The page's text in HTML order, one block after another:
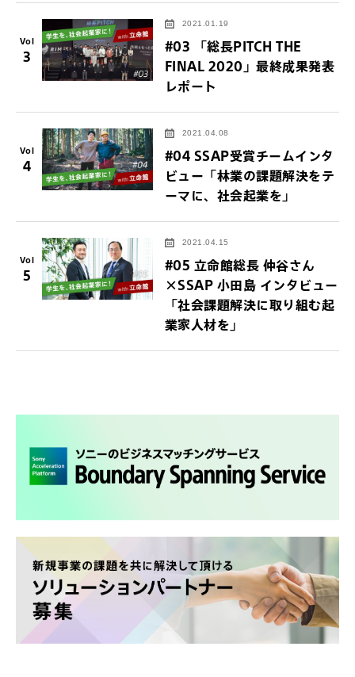
Vol
3
2021.01.19
#03 「総長PITCH THE
FINAL 2020」最終成果発表
レポート
Vol
4
2021.04.08
#04 SSAP受賞チームインタ
ビュー「林業の課題解決をテ
ーマに、社会起業を」
Vol
5
2021.04.15
#05 立命館総長 仲谷さん
×SSAP 小田島 インタビュー
「社会課題解決に取り組む起
業家人材を」